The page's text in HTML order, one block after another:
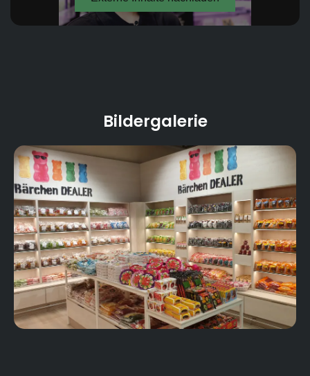
- MarktKüche
Bildergalerie